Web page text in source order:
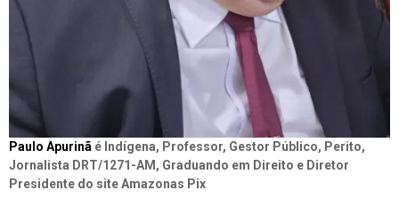
Paulo Apurinã é Indígena, Professor, Gestor Público, Perito,
Jornalista DRT/1271-AM, Graduando em Direito e Diretor
Presidente do site Amazonas Pix